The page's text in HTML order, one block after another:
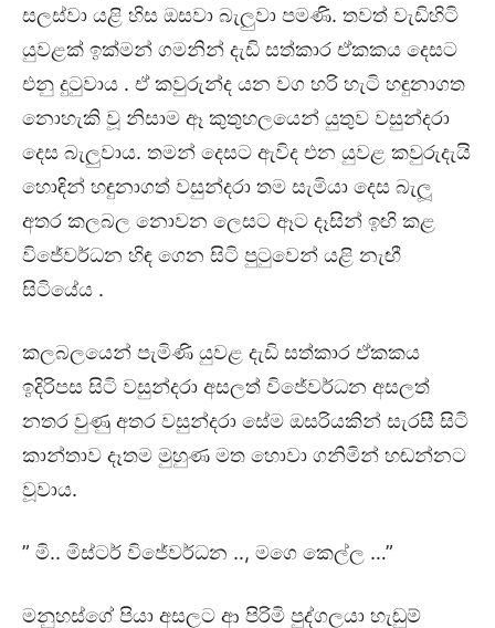
සලස්වා යළි හිස ඔසවා බැලුවා පමණි. තවත් වැඩිහිටි
යුවළක් ඉක්මන් ගමනින් දැඩි සත්කාර ඒකකය දෙසට
එනු දුටුවාය . ඒ කවුරුන්ද යන වග හරි හැටි හඳුනාගත
නොහැකි වූ නිසාම ඈ කුතුහලයෙන් යුතුව වසුන්දරා
දෙස බැලුවාය. තමන් දෙසට ඇවිද එන යුවළ කවුරුදැයි
හොඳින් හඳුනාගත් වසුන්දරා තම සැමියා දෙස බැලූ
අතර කලබල නොවන ලෙසට ඈට දෑසින් ඉඟි කළ
විජේවර්ධන හිඳ ගෙන සිටි පුටුවෙන් යළි නැඟී
සිටියේය .
කලබලයෙන් පැමිණි යුවළ දැඩි සත්කාර ඒකකය
ඉදිරිපස සිටි වසුන්දරා අසලත් විජේවර්ධන අසලත්
නතර වුණු අතර වසුන්දරා සේම ඔසරියකින් සැරසී සිටි
කාන්තාව දෑතම මුහුණ මත හොවා ගනිමින් හඬන්නට
වූවාය.
” මි.. මිස්ටර් විජේවර්ධන .., මගෙ කෙල්ල …”
මනුහස්ගේ පියා අසලට ආ පිරිමි පුද්ගලයා හැඬුම්